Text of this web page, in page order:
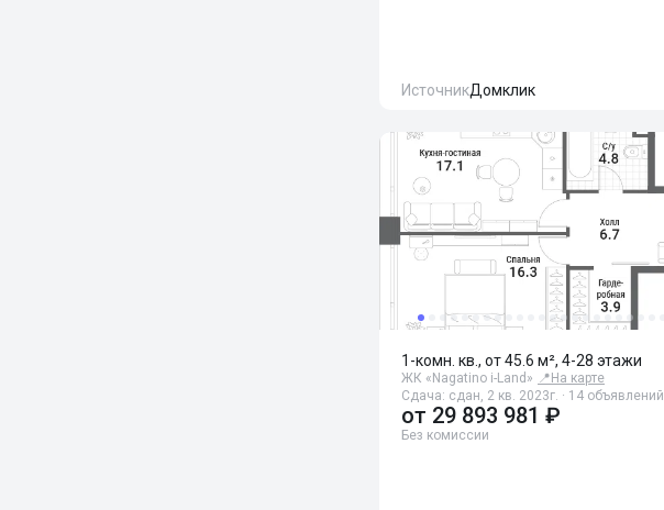
ИсточникДомклик
1-комн. кв., от 45.6 м², 4-28 этажи
ЖК «Nagatino i-Land» 📍 На карте
Сдача: сдан, 2 кв. 2023г. · 14 объявлений
от 29 893 981 ₽
Без комиссии